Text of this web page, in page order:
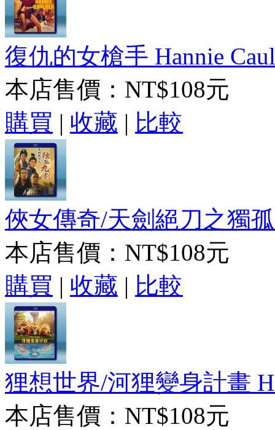
復仇的女槍手 Hannie
本店售價： NT$108元
購買 | 收藏 | 比較
俠女傳奇/天劍絕刀之獨
本店售價： NT$108元
購買 | 收藏 | 比較
狸想世界/河狸變身計畫
本店售價： NT$108元